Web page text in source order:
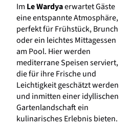
Im Le Wardyaerwartet Gäste
eine entspannte Atmosphäre,
perfekt für Frühstück, Brunch
oder ein leichtes Mittagessen
am Pool. Hier werden
mediterrane Speisen serviert,
die für ihre Frische und
Leichtigkeit geschätzt werden
und inmitten einer idyllischen
Gartenlandschaft ein
kulinarisches Erlebnis bieten.